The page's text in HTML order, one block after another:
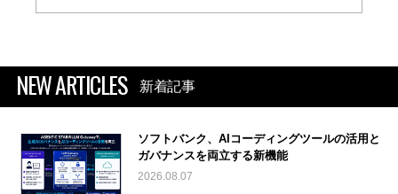
NEW ARTICLES 新着記事
ソフトバンク、AIコーディングツールの活用と
ガバナンスを両立する新機能
2026.08.07